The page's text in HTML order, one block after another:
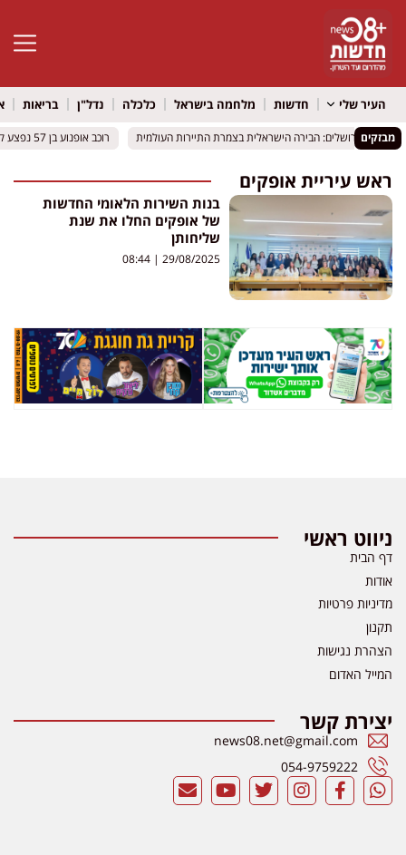
פתח
העיר שלי חדשות מלחמה בישראל כלכלה נדל"ן בריאות
מבזקים
פריז וירושלים: הבירה הישראלית בצמרת התיירות העולמית
פריז וירושלים: הבירה הישראלית בצמרת התיירות העולמית רוכב אופנוע בן 57 נפצע קשה בכביש 412 סמוך לאור יהודה
רוכב אופנוע בן 57 נפצע קשה בכביש 412 סמוך לאור יהודה
ראש עיריית אופקים
בנות השירות הלאומי החדשות
של אופקים החלו את שנת
שליחותן
29/08/2025
ניווט ראשי
דף הבית
אודות
מדיניות פרטיות
תקנון
הצהרת נגישות
המייל האדום
יצירת קשר
news08.net@gmail.com
054-9759222